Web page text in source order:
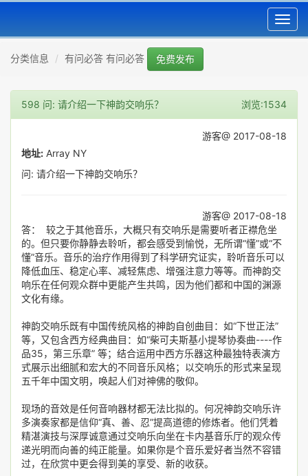
分类信息 有问必答 有问必答 免费发布
598 问: 请介绍一下神韵交响乐？ 浏览:1534
游客@ 2017-08-18
地址: Array NY
问: 请介绍一下神韵交响乐？
游客@ 2017-08-18
答： 较之于其他音乐，大概只有交响乐是需要听者正襟危坐
的。但只要你静静去聆听，都会感受到愉悦，无所谓“懂”或“不
懂”音乐。音乐的治疗作用得到了科学研究证实，聆听音乐可以
降低血压、稳定心率、减轻焦虑、增强注意力等等。而神韵交
响乐在任何观众群中更能产生共鸣，因为他们都和中国的渊源
文化有缘。
神韵交响乐既有中国传统风格的神韵自创曲目：如“下世正法”
等，又包含西方经典曲目：如“柴可夫斯基小提琴协奏曲----作
品35，第三乐章” 等；结合运用中西方乐器这种最独特表演方
式展示出细腻和宏大的不同音乐风格；以交响乐的形式来呈现
五千年中国文明，唤起人们对神佛的敬仰。
现场的音效是任何音响器材都无法比拟的。何况神韵交响乐许
多演奏家都是信仰“真、善、忍”提高道德的修炼者。他们凭着
精湛演技与深厚诚意通过交响乐向坐在卡内基音乐厅的观众传
递光明而向善的纯正能量。如果你是个音乐爱好者当然不容错
过，在欣赏中更会得到美的享受、新的收获。